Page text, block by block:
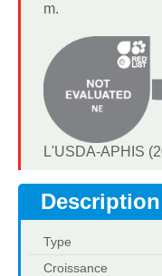
m.
L'USDA-APHIS
Description
Type
Croissance